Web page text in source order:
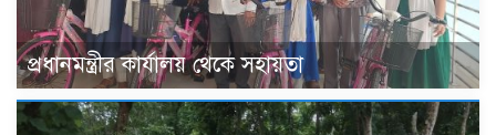
প্রধানমন্ত্রীর কার্যালয় থেকে সহায়তা